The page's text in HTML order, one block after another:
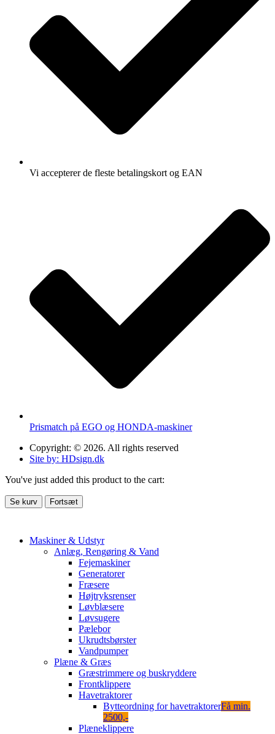
Vi accepterer de fleste betalingskort og EAN
Prismatch på EGO og HONDA-maskiner
Copyright: © 2026. All rights reserved
Site by: HDsign.dk
You've just added this product to the cart:
Se kurv Fortsæt
Maskiner & Udstyr
Anlæg, Rengøring & Vand
Fejemaskiner
Generatorer
Fræsere
Højtryksrenser
Løvblæsere
Løvsugere
Pælebor
Ukrudtsbørster
Vandpumper
Plæne & Græs
Græstrimmere og buskryddere
Frontklippere
Havetraktorer
Bytteordning for havetraktorerFå min.
2500,-
Plæneklippere